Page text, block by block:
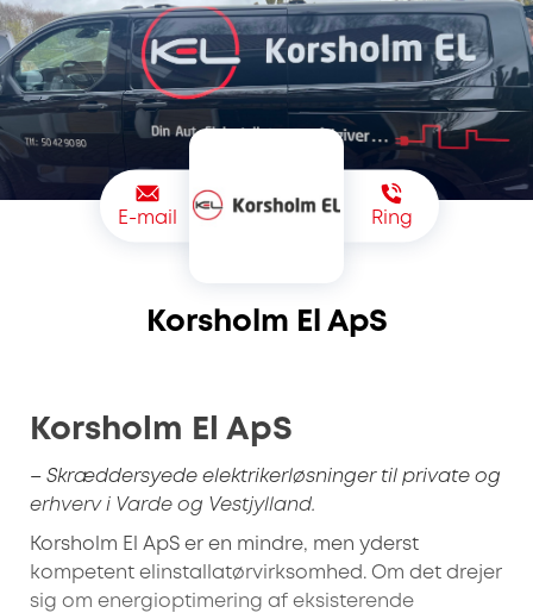
E-mail Ring
Korsholm El ApS
Korsholm El ApS
– Skræddersyede elektrikerløsninger til private og
erhverv i Varde og Vestjylland.
Korsholm El ApS er en mindre, men yderst
kompetent elinstallatørvirksomhed. Om det drejer
sig om energioptimering af eksisterende